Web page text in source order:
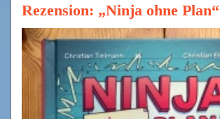
Rezension: „Ninja ohne Plan“